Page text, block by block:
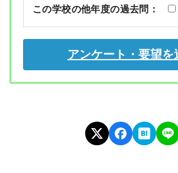
この学校の他年度の過去問：